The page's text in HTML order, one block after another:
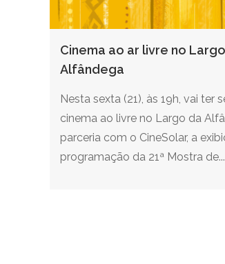
Cinema ao ar livre no
Alfândega
Nesta sexta (21), às 19h, vai ter
cinema ao livre no Largo da
parceria com o CineSolar, a
programação da 21ª Mostra de...